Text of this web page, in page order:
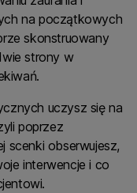
na początkowych
skonstruowany
strony w
uczysz się na
poprzez
scenki obserwujesz,
interwencje i co